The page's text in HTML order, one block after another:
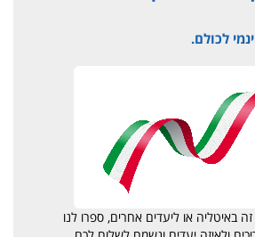
לכולם.
באיטליה או ליעדים אחרים, ספרו לנו